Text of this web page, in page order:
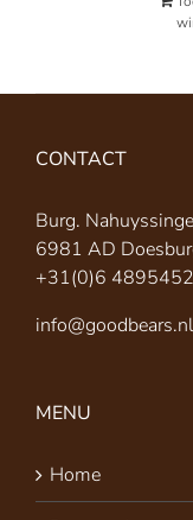
CONTACT
Burg.
6981 AD
+31(0)6
info@goodbears.nl
MENU
Home